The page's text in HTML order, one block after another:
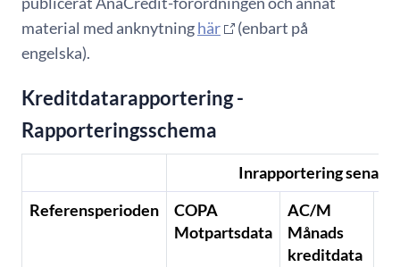
material med anknytninghär
(enbart på
engelska).
​Kreditdatarapportering -
Rapporteringsschema
Inrapportering senast:
Referensperioden
COPA
Motpartsdata
AC/M
Månads
kreditdata